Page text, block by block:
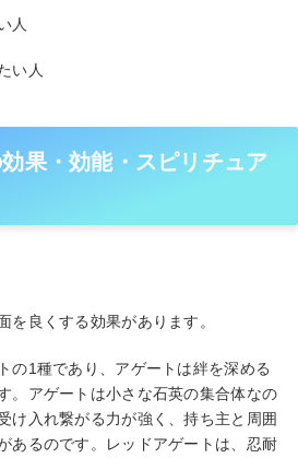
人
い人
果・効能・スピリチュア
を良くする効果があります。
の1種であり、アゲートは絆を深める
。アゲートは小さな石英の集合体なの
け入れ繋がる力が強く、持ち主と周囲
あるのです。レッドアゲートは、忍耐